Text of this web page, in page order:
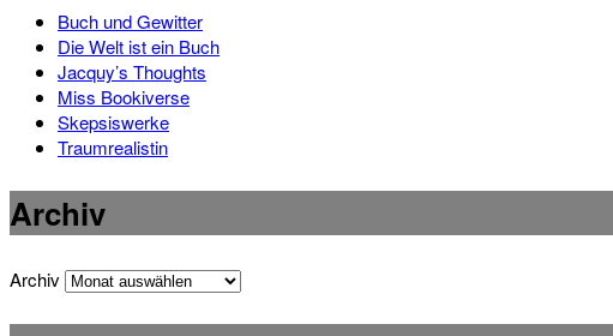
Buch und Gewitter
Die Welt ist ein Buch
Jacquy’s Thoughts
Miss Bookiverse
Skepsiswerke
Traumrealistin
Archiv
Archiv